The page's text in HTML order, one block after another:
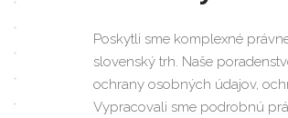
Poskytli sme komplexné
slovenský trh. Naše
ochrany osobných údajov,
Vypracovali sme podrobnú